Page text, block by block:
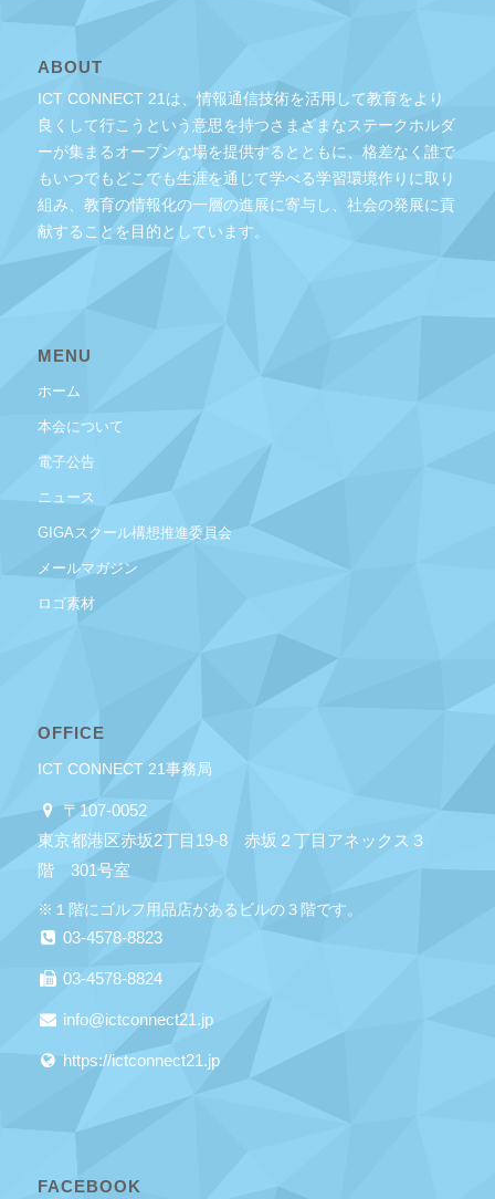
ABOUT
ICT CONNECT 21は、情報通信技術を活用して教育をより
良くして行こうという意思を持つさまざまなステークホルダ
ーが集まるオープンな場を提供するとともに、格差なく誰で
もいつでもどこでも生涯を通じて学べる学習環境作りに取り
組み、教育の情報化の一層の進展に寄与し、社会の発展に貢
献することを目的としています。
MENU
ホーム
本会について
電子公告
ニュース
GIGAスクール構想推進委員会
メールマガジン
ロゴ素材
OFFICE
ICT CONNECT 21事務局
〒107-0052
東京都港区赤坂2丁目19-8 赤坂２丁目アネックス３
階 301号室
※１階にゴルフ用品店があるビルの３階です。
03-4578-8823
03-4578-8824
info@ictconnect21.jp
https://ictconnect21.jp
FACEBOOK